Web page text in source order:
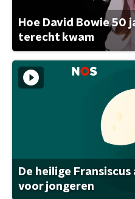
Hoe David Bowie 50
terecht kwam
De heilige
voor jongeren